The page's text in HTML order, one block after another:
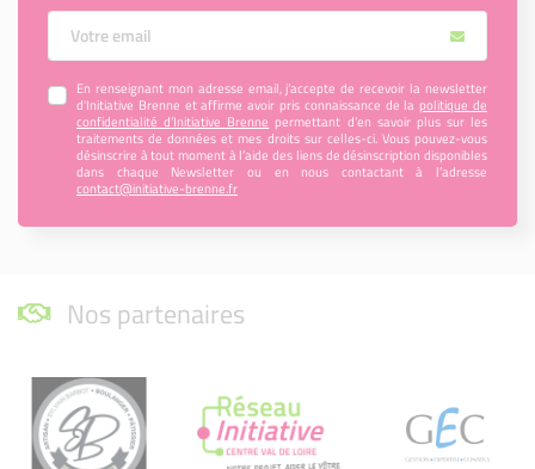
Votre Email
En renseignant mon adresse email, j’accepte de recevoir la newsletter
d'Initiative Brenne et affirme avoir pris connaissance de la politique de
confidentialité d’Initiative Brenne permettant d’en savoir plus sur les
traitements de données et mes droits sur celles-ci. Vous pouvez-vous
désinscrire à tout moment à l’aide des liens de désinscription disponibles
dans chaque Newsletter ou en nous contactant à l’adresse
contact@initiative-brenne.fr
Nos partenaires